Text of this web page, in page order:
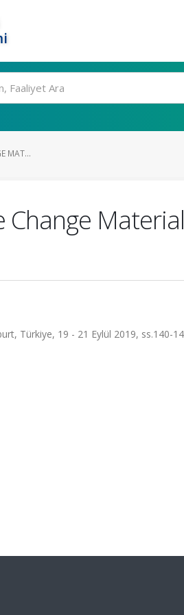
MAT...
Change
Türkiye, 19 - 21 Eylül 2019, ss.140-